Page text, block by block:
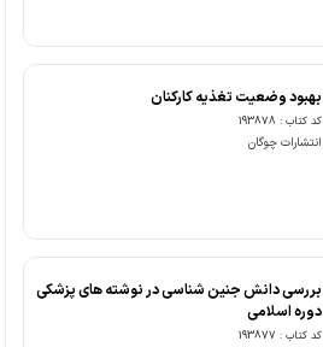
بهبود وضعیت تغذیه کارکنان
کد کتاب : 193878
انتشارات چوگان
بررسی دانش جنین شناسی در نوشته های پزشکی
دوره اسلامی
کد کتاب : 193877